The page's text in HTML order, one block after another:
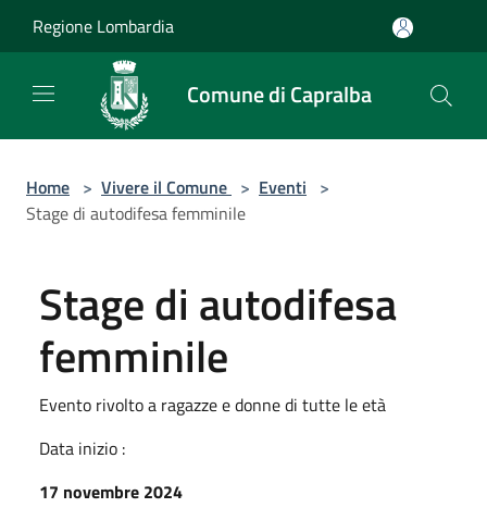
Regione Lombardia
Comune di Capralba
Home > Vivere il Comune > Eventi >
Stage di autodifesa femminile
Stage di autodifesa
femminile
Evento rivolto a ragazze e donne di tutte le età
Data inizio :
17 novembre 2024